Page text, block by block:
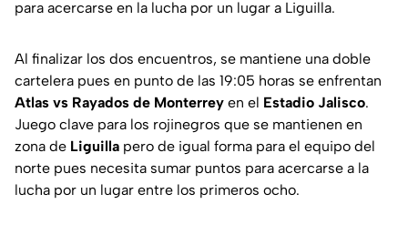
para acercarse en la lucha por un lugar a Liguilla.
Al finalizar los dos encuentros, se mantiene una doble
cartelera pues en punto de las 19:05 horas se enfrentan
Atlas vs Rayados de Monterrey en el Estadio Jalisco.
Juego clave para los rojinegros que se mantienen en
zona de Liguilla pero de igual forma para el equipo del
norte pues necesita sumar puntos para acercarse a la
lucha por un lugar entre los primeros ocho.